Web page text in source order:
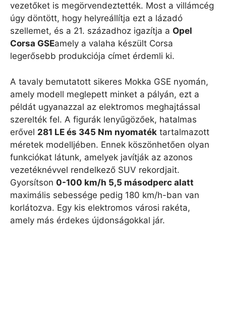
vezetőket is megörvendeztették. Most a villámcég
úgy döntött, hogy helyreállítja ezt a lázadó
szellemet, és a 21. századhoz igazítja a Opel
Corsa GSEamely a valaha készült Corsa
legerősebb produkciója címet érdemli ki.
A tavaly bemutatott sikeres Mokka GSE nyomán,
amely modell meglepett minket a pályán, ezt a
példát ugyanazzal az elektromos meghajtással
szerelték fel. A figurák lenyűgözőek, hatalmas
erővel 281 LE és 345 Nm nyomaték tartalmazott
méretek modelljében. Ennek köszönhetően olyan
funkciókat látunk, amelyek javítják az azonos
vezetéknévvel rendelkező SUV rekordjait.
Gyorsítson 0-100 km/h 5,5 másodperc alatt
maximális sebessége pedig 180 km/h-ban van
korlátozva. Egy kis elektromos városi rakéta,
amely más érdekes újdonságokkal jár.